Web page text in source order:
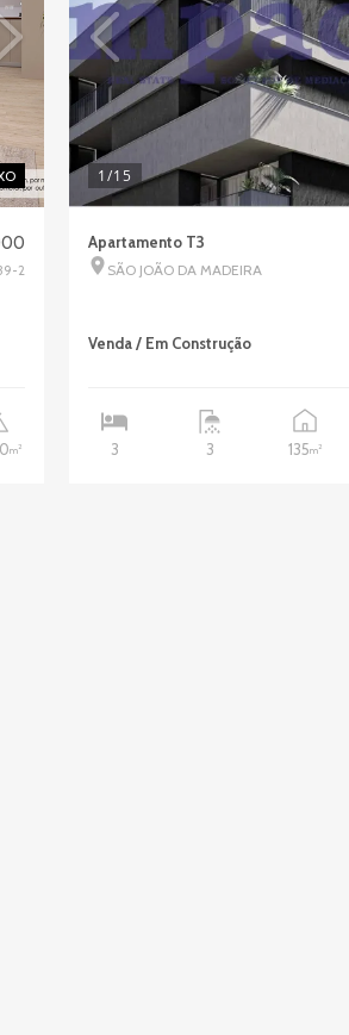
2
m2
1/15
Apartamento T3
SÃO JOÃO DA MADEIRA
Venda / Em Construção
3 3 135m2